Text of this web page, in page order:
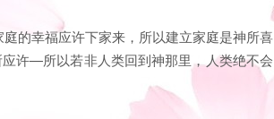
的幸福应许下家来，所以建立家庭是神所喜
许—所以若非人类回到神那里，人类绝不会